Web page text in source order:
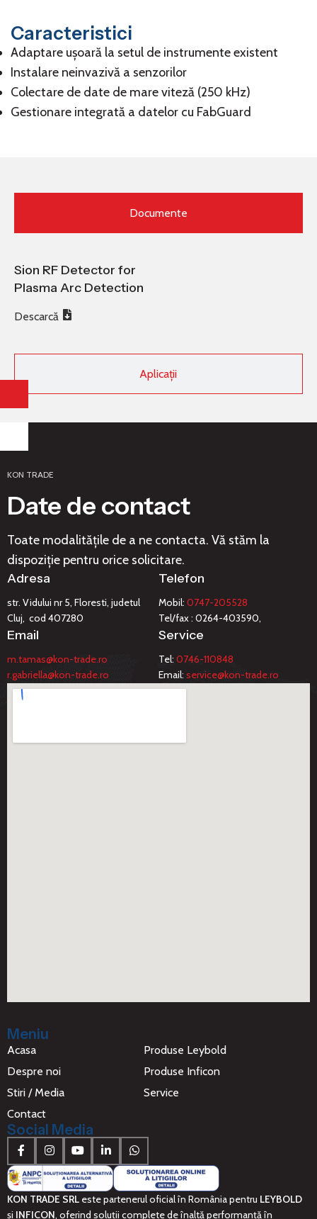
Caracteristici
Adaptare ușoară la setul de instrumente existent
Instalare neinvazivă a senzorilor
Colectare de date de mare viteză (250 kHz)
Gestionare integrată a datelor cu FabGuard
Documente
Aplicații
Sion RF Detector for
Plasma Arc Detection
Descarcă
KON TRADE
Date de contact
Toate modalitățile de a ne contacta. Vă stăm la
dispoziție pentru orice solicitare.
Adresa
str. Vidului nr 5, Floresti, judetul
Cluj, cod 407280
Telefon
Mobil: 0747-205528
Tel/fax : 0264-403590,
Email
m.tamas@kon-trade.ro
r.gabriella@kon-trade.ro
Service
Tel: 0746-110848
Email: service@kon-trade.ro
Meniu
Acasa
Despre noi
Stiri / Media
Contact
Produse Leybold
Produse Inficon
Service
Social Media
KON TRADE SRL este partenerul oficial în România pentru LEYBOLD
și INFICON, oferind soluții complete de înaltă performanță în